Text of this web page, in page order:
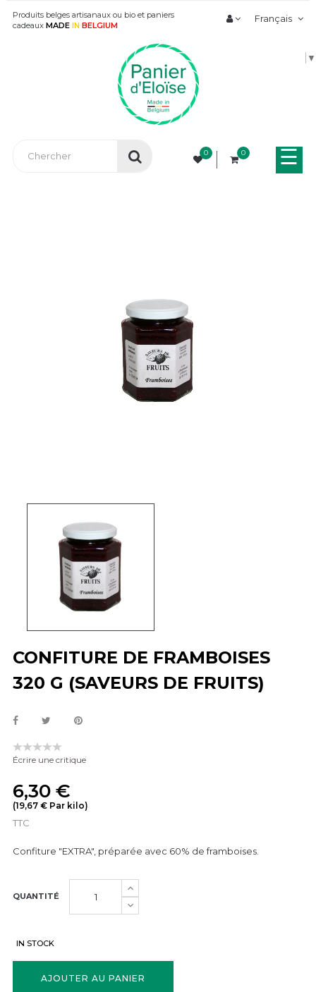
Produits belges artisanaux ou bio et paniers
cadeaux MADE IN BELGIUM
Français
▼
0 0
la
☰
CONFITURE DE FRAMBOISES
320 G (SAVEURS DE FRUITS)
Écrire une critique
6,30 €
(19,67 € Par kilo)
TTC
Confiture "EXTRA", préparée avec 60% de framboises.
QUANTITÉ
IN STOCK
AJOUTER AU PANIER